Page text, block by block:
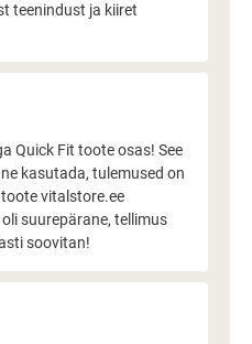
teenindust ja kiiret
Quick Fit toote osas! See
kasutada, tulemused on
vitalstore.ee
suurepärane, tellimus
soovitan!